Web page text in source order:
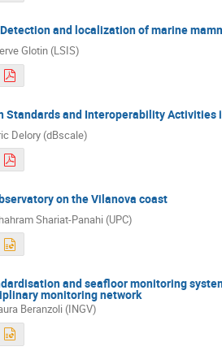
and localization of marine
Glotin (LSIS)
Standards and Interoperability Activities
Delory (dBscale)
on the Vilanova coast
Shariat-Panahi (UPC)
and seafloor monitoring
monitoring network
Beranzoli (INGV)